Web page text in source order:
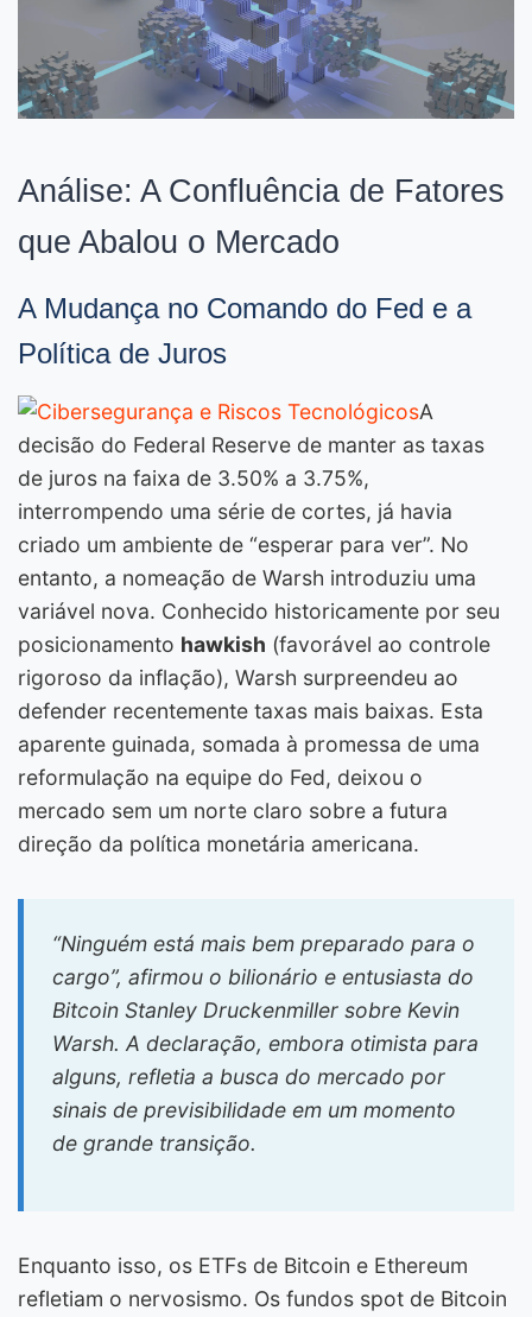
Análise: A Confluência de Fatores
que Abalou o Mercado
A Mudança no Comando do Fed e a
Política de Juros
A
decisão do Federal Reserve de manter as taxas
de juros na faixa de 3.50% a 3.75%,
interrompendo uma série de cortes, já havia
criado um ambiente de “esperar para ver”. No
entanto, a nomeação de Warsh introduziu uma
variável nova. Conhecido historicamente por seu
posicionamento hawkish (favorável ao controle
rigoroso da inflação), Warsh surpreendeu ao
defender recentemente taxas mais baixas. Esta
aparente guinada, somada à promessa de uma
reformulação na equipe do Fed, deixou o
mercado sem um norte claro sobre a futura
direção da política monetária americana.
“Ninguém está mais bem preparado para o
cargo”, afirmou o bilionário e entusiasta do
Bitcoin Stanley Druckenmiller sobre Kevin
Warsh. A declaração, embora otimista para
alguns, refletia a busca do mercado por
sinais de previsibilidade em um momento
de grande transição.
Enquanto isso, os ETFs de Bitcoin e Ethereum
refletiam o nervosismo. Os fundos spot de Bitcoin